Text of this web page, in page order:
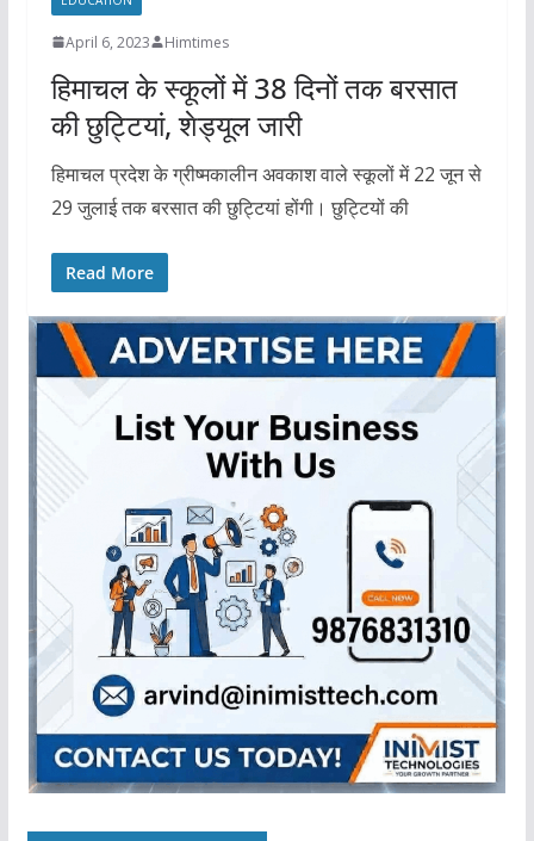
April 6, 2023 Himtimes
हिमाचल के स्कूलों में 38 दिनों तक बरसात
की छुट्टियां, शेड्यूल जारी
हिमाचल प्रदेश के ग्रीष्मकालीन अवकाश वाले स्कूलों में 22 जून से
29 जुलाई तक बरसात की छुट्टियां होंगी। छुट्टियों की
Read More